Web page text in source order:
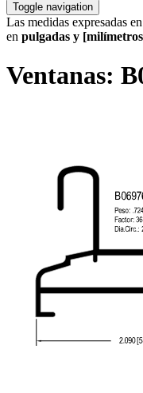
Toggle navigation
Las medidas expresadas
en pulgadas y
Ventanas: